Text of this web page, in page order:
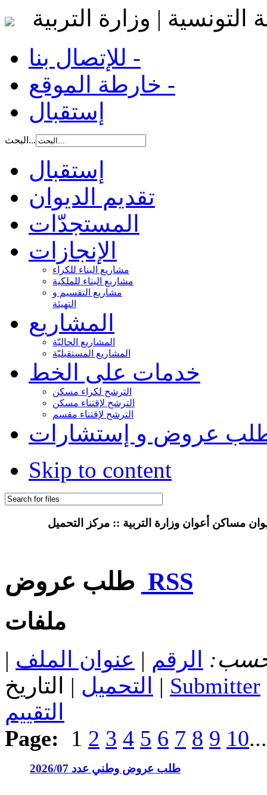
التونسية | وزارة التربية
للإتصال بنا -
خارطة الموقع -
إستقبال
البحث...
إستقبال
تقديم الديوان
المستجدّات
الإنجازات
مشاريع البناء للكراء
مشاريع البناء للملكية
مشاريع التقسيم و
التهيئة
المشاريع
المشاريع الحاليّة
المشاريع المستقبليّة
خدمات على الخط
الترشح لكراء مسكن
الترشح لإقتناء مسكن
الترشح لإقتناء مقسم
عروض و إستشارات
Skip to content
RSS
ملفات
حسب: الرقم | عنوان الملف |
التحميل | التاريخ | Submitter
التقييم
Page:
1 2 3 4 5 6 7 8 9 10
طلب عروض وطني عدد 2026/07